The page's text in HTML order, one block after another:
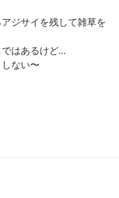
ジサイを残して雑草を
はあるけど…
ない〜
て生きよう